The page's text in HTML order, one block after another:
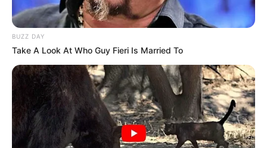
00:28 / 07 Avqust 2026 CƏMİYYƏT
Bakıda yaşayanların DİQQƏTİNƏ!7
avqust 2026-cı il saat 00:00-dan
etibarən...
179 0 0
BUZZ DAY
Take A Look At Who Guy Fieri Is Married To